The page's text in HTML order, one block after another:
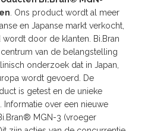
. Ons product wordt al meer
en Japanse markt verkocht,
door de klanten. Bi.Bran
van de belangstelling
onderzoek dat in Japan,
wordt gevoerd. De
is getest en de unieke
over een nieuwe
MGN-3 (vroeger